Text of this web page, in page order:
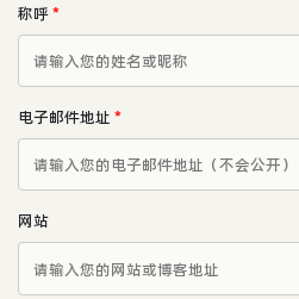
称呼*
电子邮件地址 *
网站